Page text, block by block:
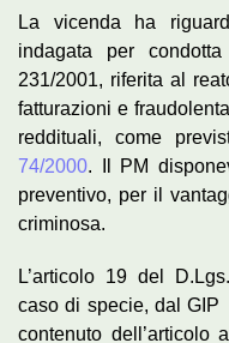
La vicenda ha
indagata per
231/2001, riferita al
fatturazioni e
reddituali, come
74/2000. Il PM
preventivo, per il
criminosa.
L’articolo 19 del
caso di specie, dal GIP
contenuto